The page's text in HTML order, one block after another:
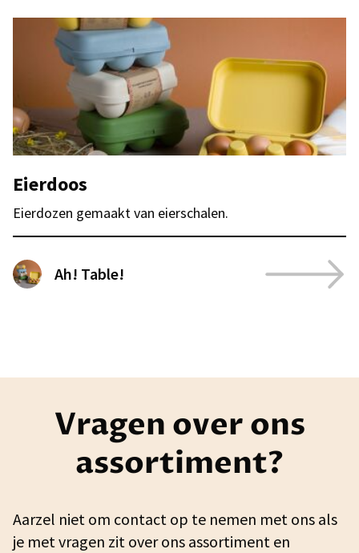
Eierdoos
Eierdozen gemaakt van eierschalen.
Ah! Table!
Vragen over ons
assortiment?
Aarzel niet om contact op te nemen met ons als
je met vragen zit over ons assortiment en